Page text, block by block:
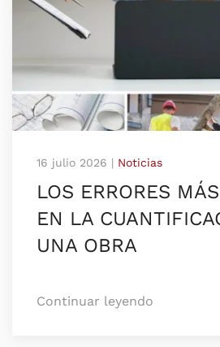
16 julio 2026 | Noticias
LOS ERRORES
EN LA
UNA OBRA
Continuar leyendo